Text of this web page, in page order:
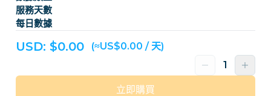
服務天數
每日數據
USD: $0.00 (≈US$0.00 / 天)
立即購買